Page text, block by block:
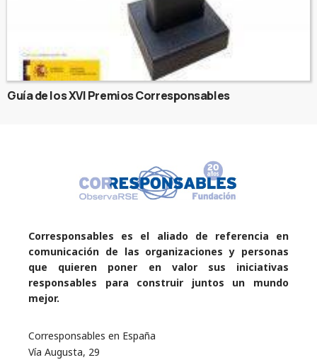
Guía de los XVI Premios Corresponsables
Corresponsables es el aliado de referencia en
comunicación de las organizaciones y personas
que quieren poner en valor sus iniciativas
responsables para construir juntos un mundo
mejor.
Corresponsables en España
Vía Augusta, 29